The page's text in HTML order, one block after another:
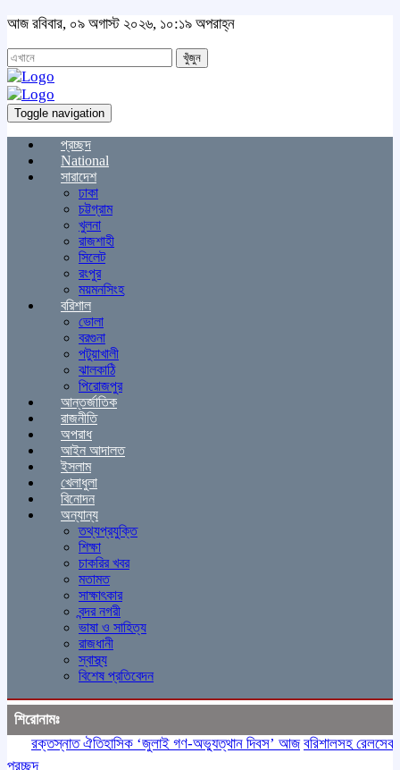
আজ রবিবার, ০৯ অগাস্ট ২০২৬, ১০:১৯ অপরাহ্ন
খুঁজুন
Toggle navigation
প্রচ্ছদ
National
সারাদেশ
ঢাকা
চট্টগ্রাম
খুলনা
রাজশাহী
সিলেট
রংপুর
ময়মনসিংহ
বরিশাল
ভোলা
বরগুনা
পটুয়াখালী
ঝালকাঠি
পিরোজপুর
আন্তর্জাতিক
রাজনীতি
অপরাধ
আইন আদালত
ইসলাম
খেলাধুলা
বিনোদন
অন্যান্য
তথ্যপ্রযুক্তি
শিক্ষা
চাকরির খবর
মতামত
সাক্ষাৎকার
বন্দর নগরী
ভাষা ও সাহিত্য
রাজধানী
স্বাস্থ্য
বিশেষ প্রতিবেদন
শিরোনামঃ
রক্তস্নাত ঐতিহাসিক ‌‘জুলাই গণ-অভ্যুত্থান দিবস’ আজ বরিশালসহ রেলসেবা
প্রচ্ছদ